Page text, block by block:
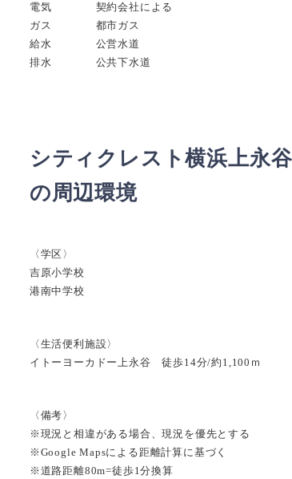
電気 契約会社による
ガス 都市ガス
給水 公営水道
排水 公共下水道
シティクレスト横浜上永
の周辺環境
〈学区〉
吉原小学校
港南中学校
〈生活便利施設〉
イトーヨーカドー上永谷 徒歩14分/約1,100ｍ
〈備考〉
※現況と相違がある場合、現況を優先とする
※Google Mapsによる距離計算に基づく
※道路距離80m=徒歩1分換算